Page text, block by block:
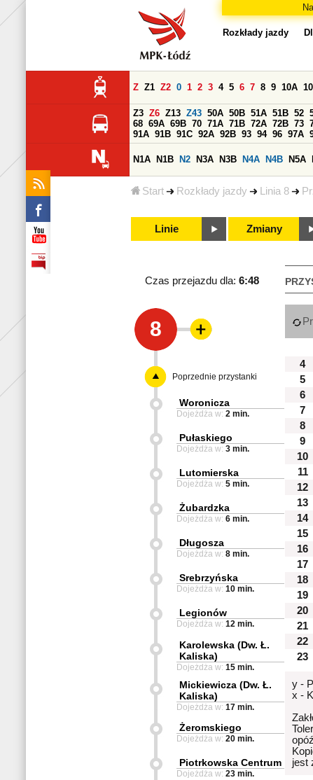
Start Rozkłady jazdy Linia 8
Rozkłady jazdy
Z Z1 Z2 0 1 2 3 4 5 6 7 8 9 10A
Z3 Z6 Z13 Z43 50A 50B 51A 51B 52
68 69A 69B 70 71A 71B 72A 72B 73
91A 91B 91C 92A 92B 93 94 96 97A
N1A N1B N2 N3A N3B N4A N4B N5A
Linie Zmiany
Czas przejazdu dla: 6:48
8
4
5
6
7
8
9
10
11
12
13
14
15
16
17
18
19
20
21
22
23
y -
x -
jest
Poprzednie przystanki
Woronicza
Dojeżdża w: 2 min.
Pułaskiego
Dojeżdża w: 3 min.
Lutomierska
Dojeżdża w: 5 min.
Żubardzka
Dojeżdża w: 6 min.
Długosza
Dojeżdża w: 8 min.
Srebrzyńska
Dojeżdża w: 10 min.
Legionów
Dojeżdża w: 12 min.
Karolewska (Dw. Ł.
Kaliska)
Dojeżdża w: 15 min.
Mickiewicza (Dw. Ł.
Kaliska)
Dojeżdża w: 17 min.
Żeromskiego
Dojeżdża w: 20 min.
Piotrkowska Centrum
Dojeżdża w: 23 min.